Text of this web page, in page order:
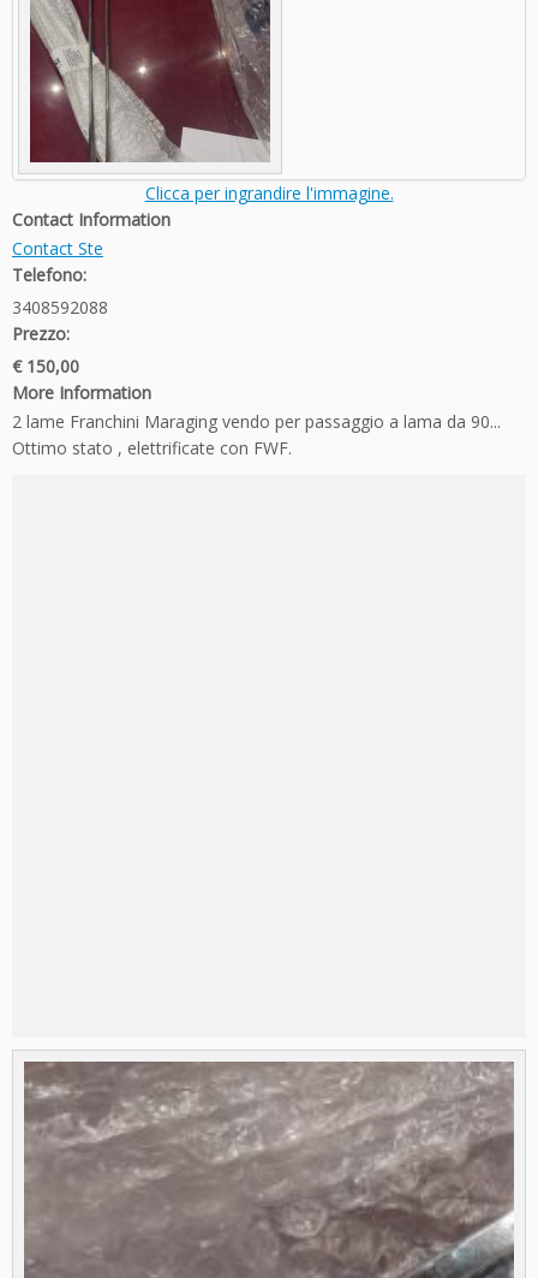
Clicca per ingrandire l'immagine.
Contact Information
Contact Ste
Telefono:
3408592088
Prezzo:
€ 150,00
More Information
2 lame Franchini Maraging vendo per passaggio a lama da 90...
Ottimo stato , elettrificate con FWF.